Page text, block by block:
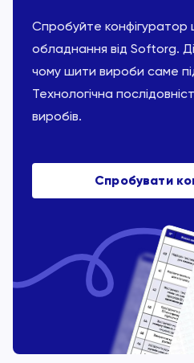
Спробуйте конфігуратор
обладнання від Softorg.
чому шити вироби саме
Технологічна
виробів.
Спробувати